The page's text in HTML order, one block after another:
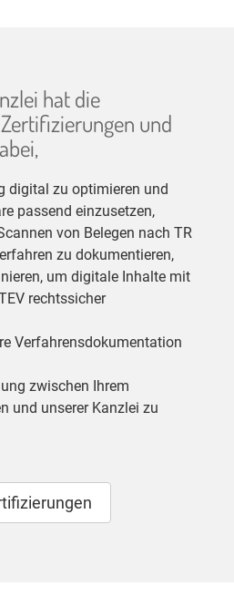
hat die
und
digital zu optimieren und
passend einzusetzen,
von Belegen nach TR
zu dokumentieren,
um digitale Inhalte mit
rechtssicher
Verfahrensdokumentation
zwischen Ihrem
und unserer Kanzlei zu